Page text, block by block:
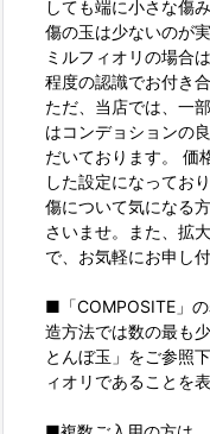
しても端に小さな傷
傷の玉は少ないのが実
ミルフィオリの場合
程度の認識でお付き
ただ、当店では、一
はコンデョションの
だいております。 価
した設定になっており
傷について気になる
さいませ。また、拡
で、お気軽にお申し付
■「COMPOSITE」
造方法では数の最も
とんぼ玉」をご参照
ィオリであることを